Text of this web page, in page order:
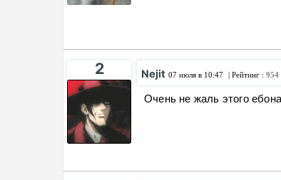
2 Nejit 07 июля в 10:47 | Рейтинг : 954
Очень не жаль этого